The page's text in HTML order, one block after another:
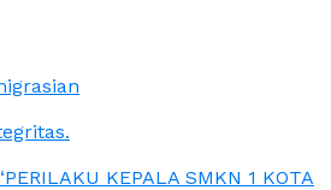
KEPALA SMKN 1 KOTA